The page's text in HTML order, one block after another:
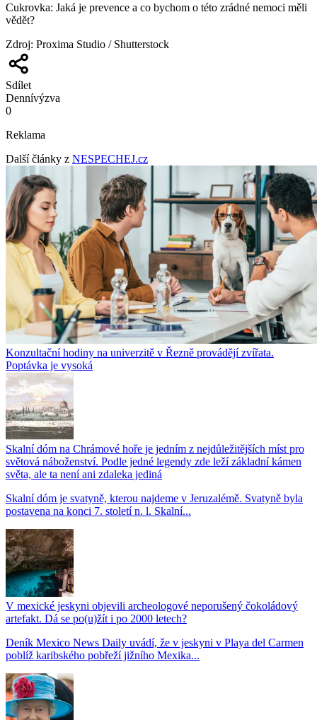
Cukrovka: Jaká je prevence a co bychom o této zrádné nemoci měli
vědět?
Zdroj: Proxima Studio / Shutterstock
Sdílet
Dennívýzva
0
Reklama
Další články z NESPECHEJ.cz
Konzultační hodiny na univerzitě v Řezně provádějí zvířata.
Poptávka je vysoká
Skalní dóm na Chrámové hoře je jedním z nejdůležitějších míst pro
světová náboženství. Podle jedné legendy zde leží základní kámen
světa, ale ta není ani zdaleka jediná
Skalní dóm je svatyně, kterou najdeme v Jeruzalémě. Svatyně byla
postavena na konci 7. století n. l. Skalní...
V mexické jeskyni objevili archeologové neporušený čokoládový
artefakt. Dá se po(u)žít i po 2000 letech?
Deník Mexico News Daily uvádí, že v jeskyni v Playa del Carmen
poblíž karibského pobřeží jižního Mexika...